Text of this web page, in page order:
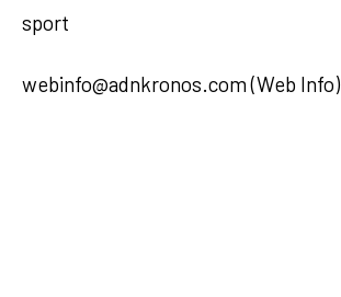
sport
webinfo@adnkronos.com (Web Info)